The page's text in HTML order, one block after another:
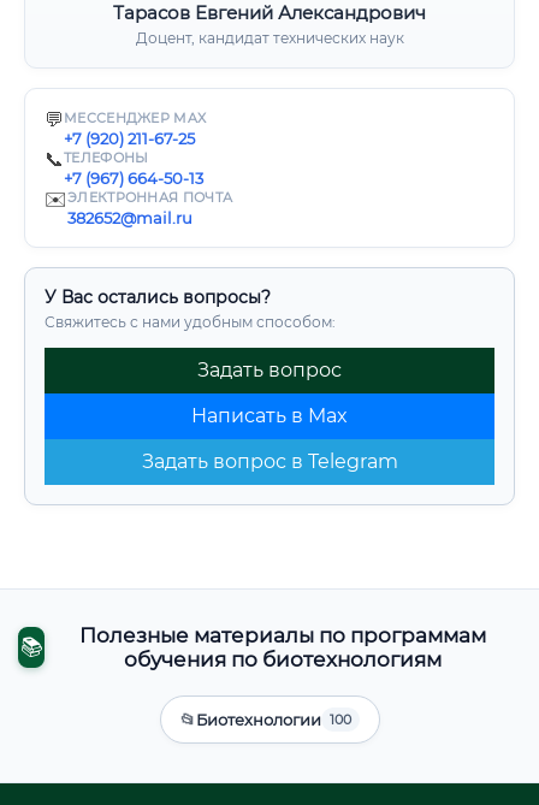
Тарасов Евгений Александрович
Доцент, кандидат технических наук
💬 МЕССЕНДЖЕР MAX
+7 (920) 211-67-25
📞ТЕЛЕФОНЫ
+7 (967) 664-50-13
✉️ЭЛЕКТРОННАЯ ПОЧТА
382652@mail.ru
У Вас остались вопросы?
Свяжитесь с нами удобным способом:
Задать вопрос
Написать в Max
Задать вопрос в Telegram
📚
Полезные материалы по программам
обучения по биотехнологиям
📂Биотехнологии 100